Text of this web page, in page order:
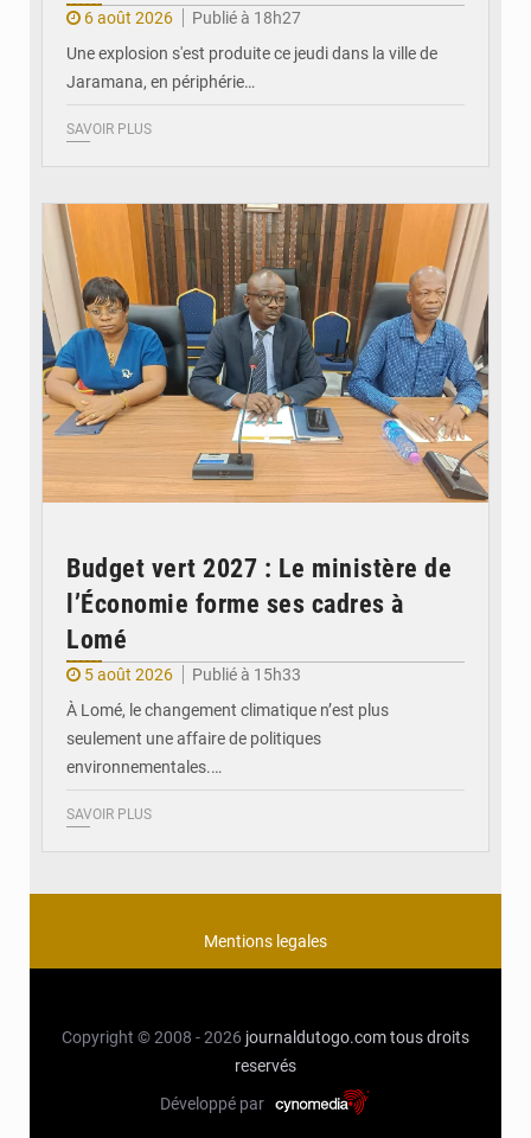
6 août 2026
Publié à 18h27
Une explosion s'est produite ce jeudi dans la ville de
Jaramana, en périphérie…
SAVOIR PLUS
Budget vert 2027 : Le ministère de
l’Économie forme ses cadres à
Lomé
5 août 2026
Publié à 15h33
À Lomé, le changement climatique n’est plus
seulement une affaire de politiques
environnementales.…
SAVOIR PLUS
Mentions legales
Copyright © 2008 - 2026 journaldutogo.comtous droits
reservés
Développé par